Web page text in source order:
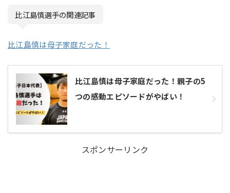
比江島慎選手の関連記事
比江島慎は母子家庭だった！
比江島慎は母子家庭だった！親子の5
つの感動エピソードがやばい！
スポンサーリンク